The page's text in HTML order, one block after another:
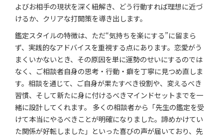
よびお相手の現状を深く紐解き、どう行動すれば理想に近づ
けるか、クリアな打開策を導き出します。
鑑定スタイルの特徴は、ただ“気持ちを楽にする”に留まら
ず、実践的なアドバイスを重視する点にあります。恋愛がう
まくいかないとき、その原因を単に運勢のせいにするのでは
なく、ご相談者自身の思考・行動・癖を丁寧に見つめ直しま
す。相談を通じて、ご自身が果たすべき役割や、変えるべき
習慣、そして新たに身に付けるべきマインドセットまでを一
緒に設計してくれます。 多くの相談者から「先生の鑑定を受
けて本当にやるべきことが明確になりました。諦めかけてい
た関係が好転しました」といった喜びの声が届いており、先